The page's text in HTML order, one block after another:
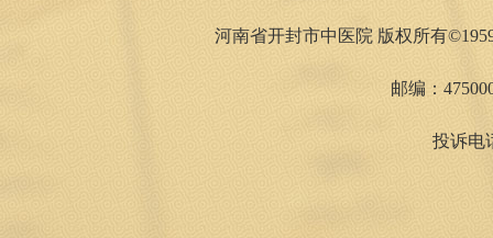
河南省开封市中医院 版权所有
邮编：
投诉电